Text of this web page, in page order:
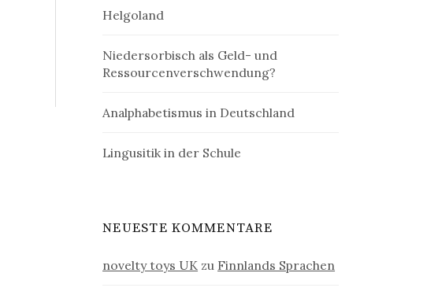
Helgoland
Niedersorbisch als Geld- und
Ressourcenverschwendung?
Analphabetismus in Deutschland
Lingusitik in der Schule
NEUESTE KOMMENTARE
novelty toys UK zu Finnlands Sprachen